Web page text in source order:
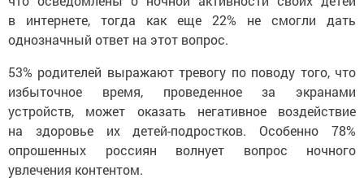
в интернете, тогда как еще 22% не смогли дать
однозначный ответ на этот вопрос.
53% родителей выражают тревогу по поводу того, что
избыточное время, проведенное за экранами
устройств, может оказать негативное воздействие
на здоровье их детей-подростков. Особенно 78%
опрошенных россиян волнует вопрос ночного
увлечения контентом.